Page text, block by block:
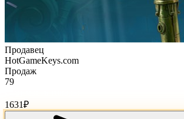
Продавец
HotGameKeys.com
Продаж
79
1631₽